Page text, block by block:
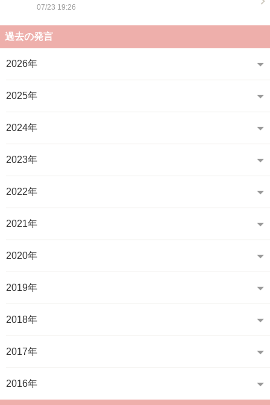
07/23 19:26
過去の発言
2026年
2025年
2024年
2023年
2022年
2021年
2020年
2019年
2018年
2017年
2016年